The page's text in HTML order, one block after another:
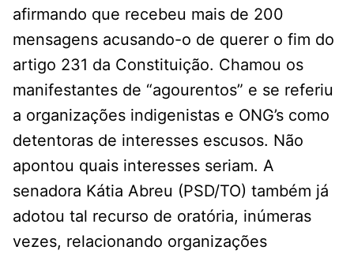
afirmando que recebeu mais de 200
mensagens acusando-o de querer o fim do
artigo 231 da Constituição. Chamou os
manifestantes de “agourentos” e se referiu
a organizações indigenistas e ONG’s como
detentoras de interesses escusos. Não
apontou quais interesses seriam. A
senadora Kátia Abreu (PSD/TO) também já
adotou tal recurso de oratória, inúmeras
vezes, relacionando organizações